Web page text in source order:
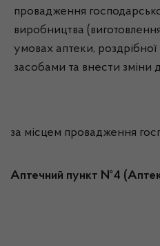
провадження
виробництва
умовах аптеки, роздрібної
засобами та внести зміни
за місцем провадження
Аптечний пункт №4